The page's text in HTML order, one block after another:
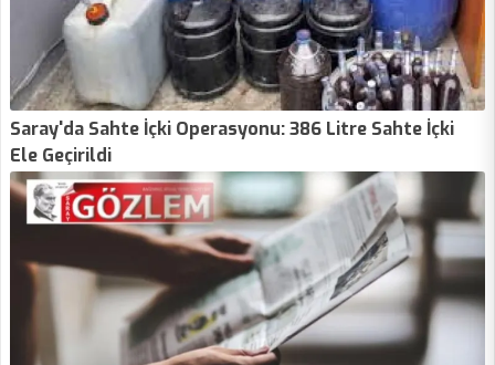
Saray'da Sahte İçki Operasyonu: 386 Litre Sahte İçki
Ele Geçirildi